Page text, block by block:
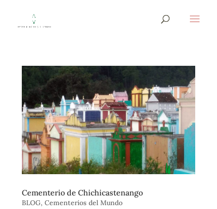
Cementerio de Chichicastenango
BLOG, Cementerios del Mundo